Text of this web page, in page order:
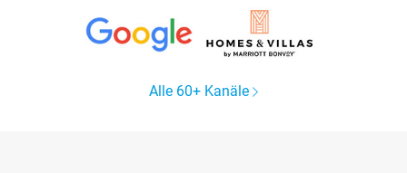
Alle 60+ Kanäle